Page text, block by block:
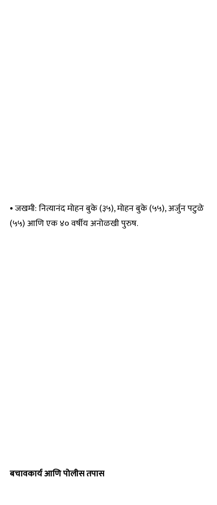
• जखमी: नित्यानंद मोहन बुके (३५), मोहन बुके (५५), अर्जुन पटुळे
(५५) आणि एक ४० वर्षीय अनोळखी पुरुष.
बचावकार्य आणि पोलीस तपास